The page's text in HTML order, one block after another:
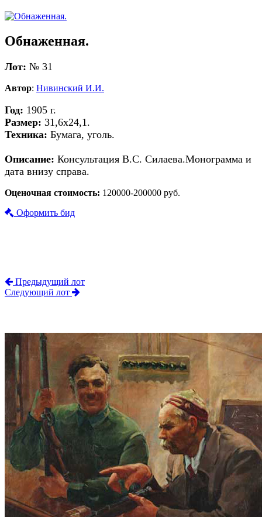
Обнаженная.
Лот: № 31
Автор: Нивинский И.И.
Год: 1905 г.
Размер: 31,6х24,1.
Техника: Бумага, уголь.
Описание: Консультация В.С. Силаева.Монограмма и
дата внизу справа.
Оценочная стоимость: 120000-200000 руб.
Оформить бид
Предыдущий лот
Следующий лот